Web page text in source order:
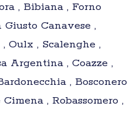
, Bibiana , Forno
Giusto Canavese ,
Oulx , Scalenghe ,
Argentina , Coazze ,
, Bosconero
, Robassomero ,